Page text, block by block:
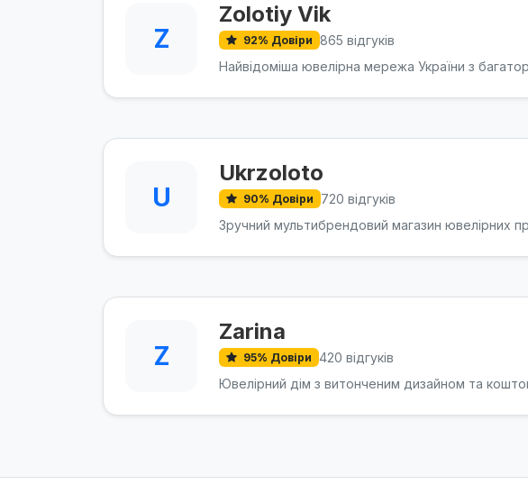
Z
Zolotiy Vik
92% Довіри 865 відгуків
Найвідоміша ювелірна мережа України з
U
Ukrzoloto
90% Довіри 720 відгуків
Зручний мультибрендовий магазин ювелірних
Z
Zarina
95% Довіри 420 відгуків
Ювелірний дім з витонченим дизайном та